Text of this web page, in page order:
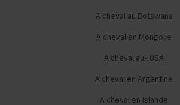
A cheval au Botswana
A cheval en Mongolie
A cheval aux USA
A cheval en Argentine
A cheval en Islande